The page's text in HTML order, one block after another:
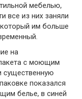
мебелью,
все из них заняли
им больше
на
с моющим
показался
белье, в синей